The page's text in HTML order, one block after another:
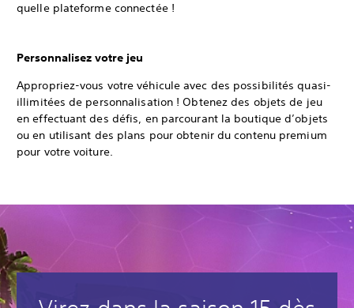
quelle plateforme connectée !
Personnalisez votre jeu
Appropriez-vous votre véhicule avec des possibilités quasi-
illimitées de personnalisation ! Obtenez des objets de jeu
en effectuant des défis, en parcourant la boutique d’objets
ou en utilisant des plans pour obtenir du contenu premium
pour votre voiture.